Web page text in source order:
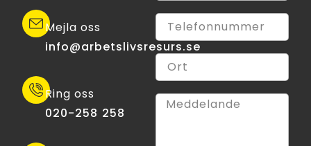
Mejla oss
info@arbetslivsresurs.se​
Ring oss
020-258 258